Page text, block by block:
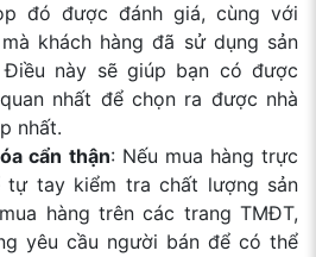
đó được đánh giá, cùng với
khách hàng đã sử dụng sản
Điều này sẽ giúp bạn có được
nhất để chọn ra được nhà
nhất.
cẩn thận: Nếu mua hàng trực
tay kiểm tra chất lượng sản
hàng trên các trang TMĐT,
yêu cầu người bán để có thể